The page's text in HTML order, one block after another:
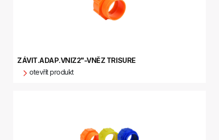
ZÁVIT.ADAP.VNIZ2"-VNĚZ TRISURE
otevřít produkt